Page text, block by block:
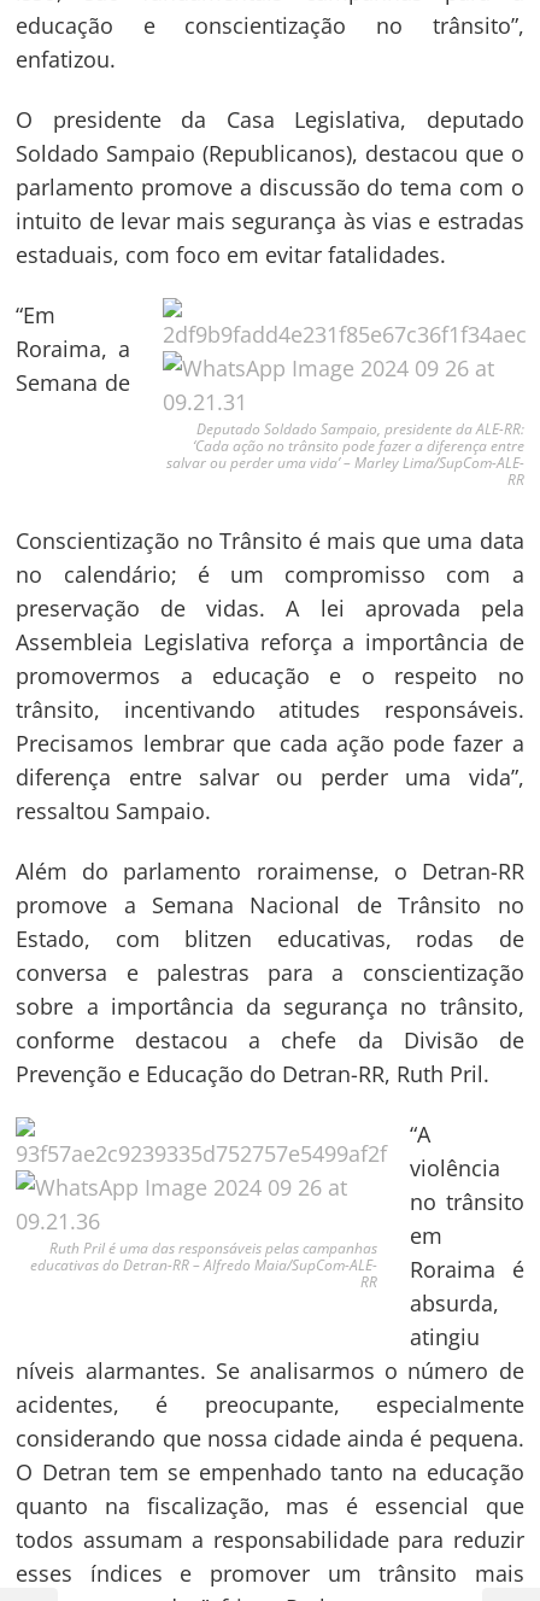
educação e conscientização no trânsito”,
enfatizou.
O presidente da Casa Legislativa, deputado
Soldado Sampaio (Republicanos), destacou que o
parlamento promove a discussão do tema com o
intuito de levar mais segurança às vias e estradas
estaduais, com foco em evitar fatalidades.
Deputado Soldado Sampaio, presidente da ALE-RR:
‘Cada ação no trânsito pode fazer a diferença entre
salvar ou perder uma vida’ – Marley Lima/SupCom-ALE-
RR
“Em
Roraima, a
Semana de
Conscientização no Trânsito é mais que uma data
no calendário; é um compromisso com a
preservação de vidas. A lei aprovada pela
Assembleia Legislativa reforça a importância de
promovermos a educação e o respeito no
trânsito, incentivando atitudes responsáveis.
Precisamos lembrar que cada ação pode fazer a
diferença entre salvar ou perder uma vida”,
ressaltou Sampaio.
Além do parlamento roraimense, o Detran-RR
promove a Semana Nacional de Trânsito no
Estado, com blitzen educativas, rodas de
conversa e palestras para a conscientização
sobre a importância da segurança no trânsito,
conforme destacou a chefe da Divisão de
Prevenção e Educação do Detran-RR, Ruth Pril.
Ruth Pril é uma das responsáveis pelas campanhas
educativas do Detran-RR – Alfredo Maia/SupCom-ALE-
RR
“A
violência
no trânsito
em
Roraima é
absurda,
atingiu
níveis alarmantes. Se analisarmos o número de
acidentes, é preocupante, especialmente
considerando que nossa cidade ainda é pequena.
O Detran tem se empenhado tanto na educação
quanto na fiscalização, mas é essencial que
todos assumam a responsabilidade para reduzir
esses índices e promover um trânsito mais